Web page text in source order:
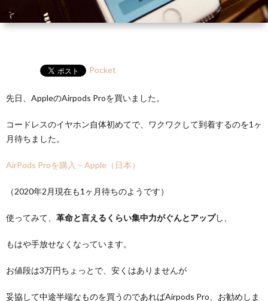
講
Pocket
先日、AppleのAirpods Proを買いました。
コードレスのイヤホン自体初めてで、ワクワクして到着するのを1ヶ
月待ちました。
AirPods Proを購入 – Apple（日本）
（2020年2月現在も1ヶ月待ちのようです）
使ってみて、 革命と言えるくらい集中力がぐんとアップし、
もはや手放せなくなっています。
お値段は3万円ちょっとで、安くはありませんが
妥協して中途半端なものを買うのであればAirpods Pro、お勧めしま